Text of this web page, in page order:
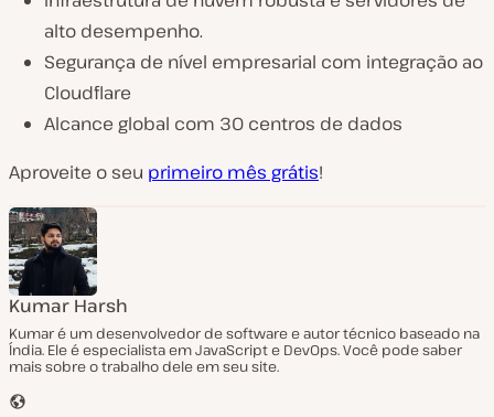
alto desempenho.
Segurança de nível empresarial com integração ao
Cloudflare
Alcance global com 30 centros de dados
Aproveite o seu primeiro mês grátis!
Kumar Harsh
Kumar é um desenvolvedor de software e autor técnico baseado na
Índia. Ele é especialista em JavaScript e DevOps. Você pode saber
mais sobre o trabalho dele em seu site.
S